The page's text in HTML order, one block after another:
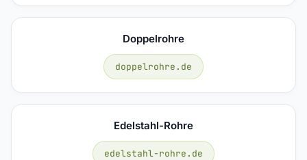
Doppelrohre
doppelrohre.de
Edelstahl-Rohre
edelstahl-rohre.de